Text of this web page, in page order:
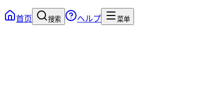
首页 搜索 ヘルプ 菜单